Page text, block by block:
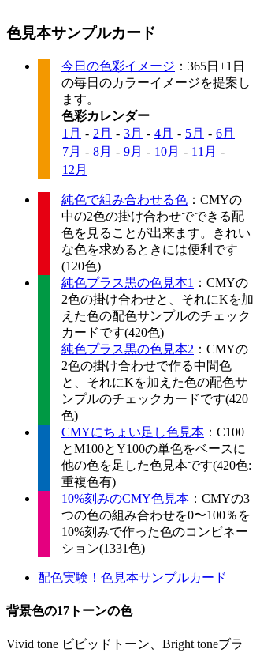
色見本サンプルカード
今日の色彩イメージ ：365日+1日
の毎日のカラーイメージを提案し
ます。
色彩カレンダー
1月 - 2月 - 3月 - 4月 - 5月 - 6月
7月 - 8月 - 9月 - 10月 - 11月 -
12月
純色で組み合わせる色 ：CMYの
中の2色の掛け合わせでできる配
色を見ることが出来ます。きれい
な色を求めるときには便利です
(120色)
純色プラス黒の色見本1 ：CMYの
2色の掛け合わせと、それにKを加
えた色の配色サンプルのチェック
カードです(420色)
純色プラス黒の色見本2 ：CMYの
2色の掛け合わせで作る中間色
と、それにKを加えた色の配色サ
ンプルのチェックカードです(420
色)
CMYにちょい足し色見本 ：C100
とM100とY100の単色をベースに
他の色を足した色見本です(420色:
重複色有)
10%刻みのCMY色見本 ：CMYの3
つの色の組み合わせを0〜100％を
10%刻みで作った色のコンビネー
ション(1331色)
配色実験！色見本サンプルカード
背景色の17トーンの色
Vivid tone ビビッドトーン、Bright toneブラ